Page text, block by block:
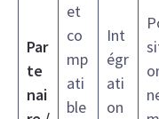
Par
te
nai
et
co
mp
ati
ble
Int
égr
ati
on